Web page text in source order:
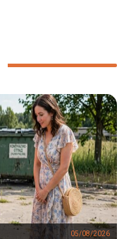
05/08/2026